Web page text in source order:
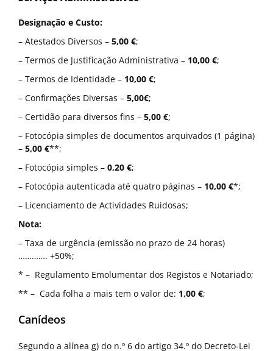
Designação e Custo:
– Atestados Diversos – 5,00 €;
– Termos de Justificação Administrativa – 10,00 €;
– Termos de Identidade – 10,00 €;
– Confirmações Diversas – 5,00€;
– Certidão para diversos fins – 5,00 €;
– Fotocópia simples de documentos arquivados (1 página)
– 5,00 €**;
– Fotocópia simples – 0,20 €;
– Fotocópia autenticada até quatro páginas – 10,00 €*;
– Licenciamento de Actividades Ruidosas;
Nota:
– Taxa de urgência (emissão no prazo de 24 horas)
…………. +50%;
* – Regulamento Emolumentar dos Registos e Notariado;
** – Cada folha a mais tem o valor de: 1,00 €;
Canídeos
Segundo a alínea g) do n.º 6 do artigo 34.º do Decreto-Lei